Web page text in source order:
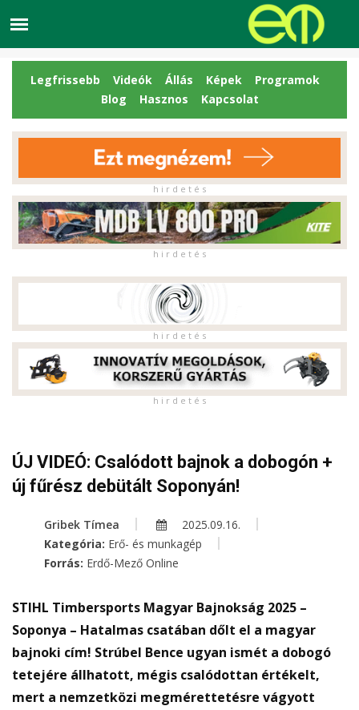
Legfrissebb Videók Állás Képek
Programok
Blog
Hasznos Kapcsolat
h i r d e t é s
h i r d e t é s
h i r d e t é s
h i r d e t é s
ÚJ VIDEÓ: Csalódott bajnok a dobogón +
új fűrész debütált Soponyán!
Gribek Tímea
2025.09.16.
Kategória: Erő- és munkagép
Forrás: Erdő-Mező Online
STIHL Timbersports Magyar Bajnokság 2025 –
Soponya – Hatalmas csatában dőlt el a magyar
bajnoki cím! Strúbel Bence ugyan ismét a dobogó
tetejére állhatott, mégis csalódottan értékelt,
mert a nemzetközi megmérettetésre vágyott